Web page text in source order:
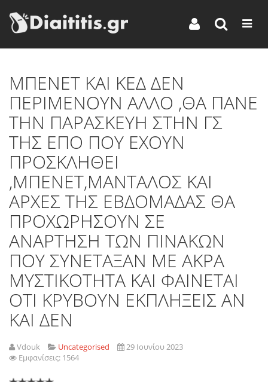
ΜΠΕΝΕΤ ΚΑΙ ΚΕΔ ΔΕΝ
ΠΕΡΙΜΕΝΟΥΝ ΑΛΛΟ ,ΘΑ ΠΑΝΕ
ΤΗΝ ΠΑΡΑΣΚΕΥΗ ΣΤΗΝ ΓΣ
ΤΗΣ ΕΠΟ ΠΟΥ ΕΧΟΥΝ
ΠΡΟΣΚΛΗΘΕΙ
,ΜΠΕΝΕΤ,ΜΑΝΤΑΛΟΣ ΚΑΙ
ΑΡΧΕΣ ΤΗΣ ΕΒΔΟΜΑΔΑΣ ΘΑ
ΠΡΟΧΩΡΗΣΟΥΝ ΣΕ
ΑΝΑΡΤΗΣΗ ΤΩΝ ΠΙΝΑΚΩΝ
ΠΟΥ ΣΥΝΕΤΑΞΑΝ ΜΕ ΑΚΡΑ
ΜΥΣΤΙΚΟΤΗΤΑ ΚΑΙ ΦΑΙΝΕΤΑΙ
ΟΤΙ ΚΡΥΒΟΥΝ ΕΚΠΛΗΞΕΙΣ ΑΝ
ΚΑΙ ΔΕΝ
Vdouk Uncategorised
29 Ιουνίου 2023
Εμφανίσεις: 1564